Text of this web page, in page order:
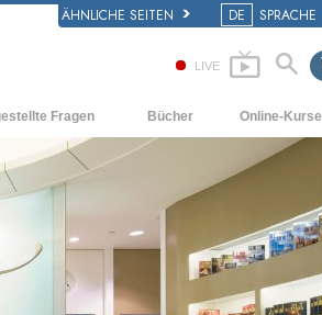
ÄHNLICHE SEITEN DE SPRACHE
LIVE
Fragen
Prinzipien
Scientology Kirche
der Scientology
Bücher
Einführende Bücher
Hörbücher
Einführungsvorträge
Online-Kurse
Wie man Konflikte löst
Die Dynamiken des Daseins
Die Bestandteile des Verstehens
Lösungen für eine gefährliche Umwelt